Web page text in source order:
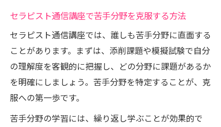
セラピスト通信講座で苦手分野を克服する方法
セラピスト通信講座では、誰しも苦手分野に直面する
ことがあります。まずは、添削課題や模擬試験で自分
の理解度を客観的に把握し、どの分野に課題があるか
を明確にしましょう。苦手分野を特定することが、克
服への第一歩です。
苦手分野の学習には、繰り返し学ぶことが効果的で